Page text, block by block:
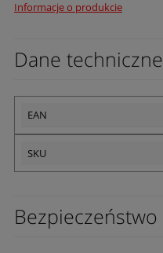
Informacje o produkcie
Dane techniczne
EAN
SKU
Bezpieczeństwo